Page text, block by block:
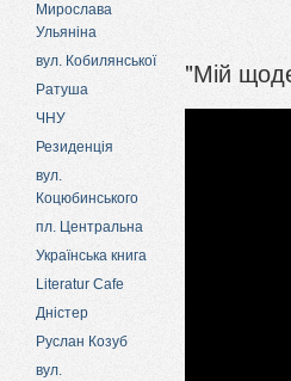
Мирослава
Ульяніна
вул. Кобилянської
Ратуша
ЧНУ
Резиденція
вул.
Коцюбинського
пл. Центральна
Українська книга
Literatur Cafe
Дністер
Руслан Козуб
вул.
"Мій